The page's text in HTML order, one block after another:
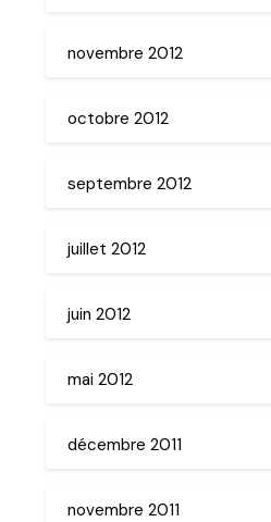
novembre 2012
octobre 2012
septembre 2012
juillet 2012
juin 2012
mai 2012
décembre 2011
novembre 2011